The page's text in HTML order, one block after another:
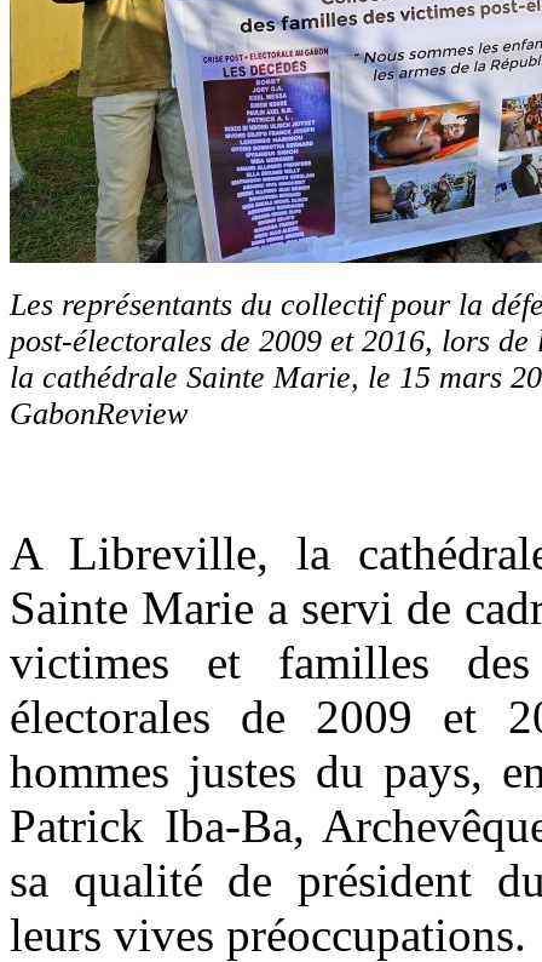
Les représentants du collectif pour la
post-électorales de 2009 et 2016, lors
la cathédrale Sainte Marie, le 15 mars
GabonReview
A Libreville, la
Sainte Marie a servi de
victimes et familles
électorales de 2009 et
hommes justes du pays,
Patrick Iba-Ba,
sa qualité de président
leurs vives préoccupations.